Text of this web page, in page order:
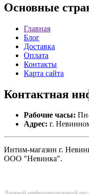
Основные
Главная
Блог
Доставка
Оплата
Контакты
Карта сайта
Контактная
Рабочие часы:
Адрес: г.
Интим-магазин г.
ООО "Невинка".